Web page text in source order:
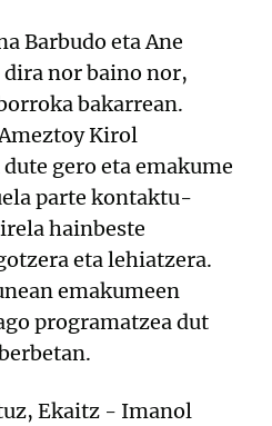
Barbudo eta Ane
nor baino nor,
bakarrean.
Kirol
gero eta emakume
parte kontaktu-
hainbeste
eta lehiatzera.
emakumeen
programatzea dut
Ekaitz - Imanol